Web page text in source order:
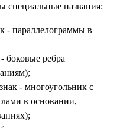
специальные названия:
- параллелограммы в
боковые ребра
- многоугольник с
в основании,